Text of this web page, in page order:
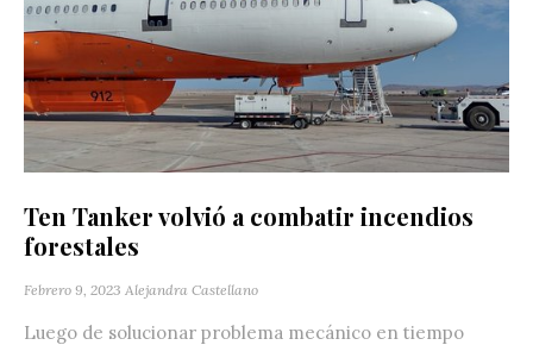
Ten Tanker volvió a combatir incendios
forestales
Febrero 9, 2023 Alejandra Castellano
Luego de solucionar problema mecánico en tiempo